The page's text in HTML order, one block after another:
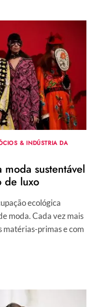
& INDÚSTRIA DA
sustentável
de luxo
ecológica
moda. Cada vez mais
matérias-primas e com